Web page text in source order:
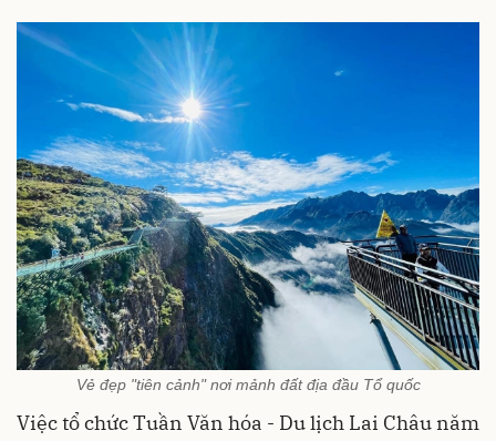
Vẻ đẹp "tiên cảnh" nơi mảnh đất địa đầu Tổ quốc
Việc tổ chức Tuần Văn hóa - Du lịch Lai Châu năm